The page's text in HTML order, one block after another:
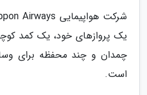
یک پروازهای خود، یک کمد
چمدان و چند محفظه برای
است.